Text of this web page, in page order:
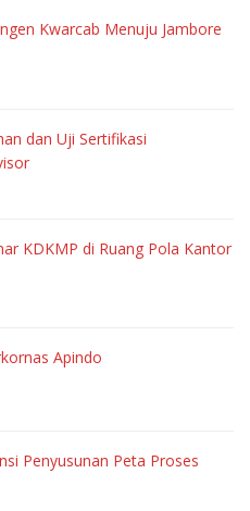
Kwarcab Menuju Jambore
dan Uji Sertifikasi
KDKMP di Ruang Pola Kantor
Apindo
Penyusunan Peta Proses